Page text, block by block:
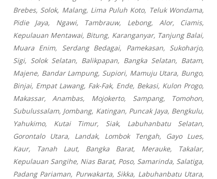
Brebes, Solok, Malang, Lima Puluh Koto, Teluk Wondama,
Pidie Jaya, Ngawi, Tambrauw, Lebong, Alor, Ciamis,
Kepulauan Mentawai, Bitung, Karanganyar, Tanjung Balai,
Muara Enim, Serdang Bedagai, Pamekasan, Sukoharjo,
Sigi, Solok Selatan, Balikpapan, Bangka Selatan, Batam,
Majene, Bandar Lampung, Supiori, Mamuju Utara, Bungo,
Binjai, Empat Lawang, Fak-Fak, Ende, Bekasi, Kulon Progo,
Makassar, Anambas, Mojokerto, Sampang, Tomohon,
Subulussalam, Jombang, Katingan, Puncak Jaya, Bengkulu,
Yahukimo, Kutai Timur, Siak, Labuhanbatu Selatan,
Gorontalo Utara, Landak, Lombok Tengah, Gayo Lues,
Kaur, Tanah Laut, Bangka Barat, Merauke, Takalar,
Kepulauan Sangihe, Nias Barat, Poso, Samarinda, Salatiga,
Padang Pariaman, Purwakarta, Sikka, Labuhanbatu Utara,